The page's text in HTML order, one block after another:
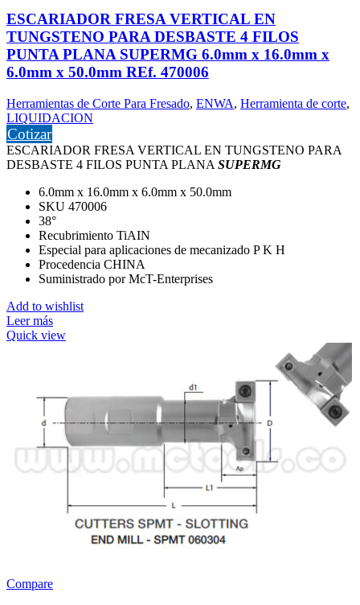
ESCARIADOR FRESA VERTICAL EN
TUNGSTENO PARA DESBASTE 4 FILOS
PUNTA PLANA SUPERMG 6.0mm x 16.0mm x
6.0mm x 50.0mm REf. 470006
Herramientas de Corte Para Fresado, ENWA, Herramienta de corte,
LIQUIDACION
Cotizar
ESCARIADOR FRESA VERTICAL EN TUNGSTENO PARA
DESBASTE 4 FILOS PUNTA PLANA SUPERMG
6.0mm x 16.0mm x 6.0mm x 50.0mm
SKU 470006
38°
Recubrimiento TiAIN
Especial para aplicaciones de mecanizado P K H
Procedencia CHINA
Suministrado por McT-Enterprises
Add to wishlist
Leer más
Quick view
Compare